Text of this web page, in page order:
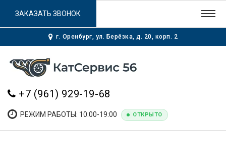
г. Оренбург, ул. Берёзка, д. 20, корп. 2
+7 (961) 929-19-68
РЕЖИМ РАБОТЫ: 10:00-19:00 ОТКРЫТО
ЗАКАЗАТЬ ЗВОНОК